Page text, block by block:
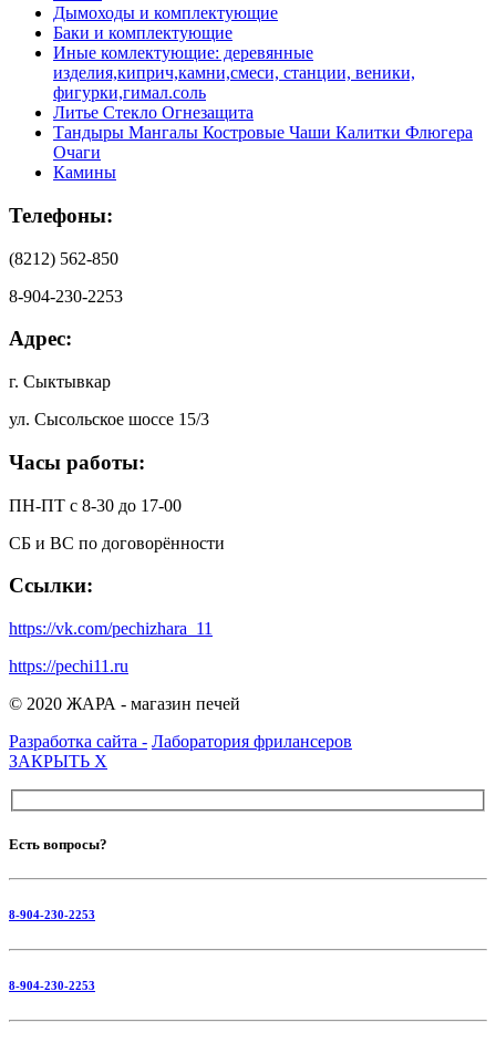
Дымоходы и комплектующие
Баки и комплектующие
Иные комлектующие: деревянные
изделия,киприч,камни,смеси, станции, веники,
фигурки,гимал.соль
Литье Стекло Огнезащита
Тандыры Мангалы Костровые Чаши Калитки Флюгера
Очаги
Камины
Телефоны:
(8212) 562-850
8-904-230-2253
Адрес:
г. Сыктывкар
ул. Сысольское шоссе 15/3
Часы работы:
ПН-ПТ с 8-30 до 17-00
СБ и ВС по договорённости
Ссылки:
https://vk.com/pechizhara_11
https://pechi11.ru
© 2020 ЖАРА - магазин печей
Разработка сайта - Лаборатория фрилансеров
ЗАКРЫТЬ X
Есть вопросы?
8-904-230-2253
8-904-230-2253